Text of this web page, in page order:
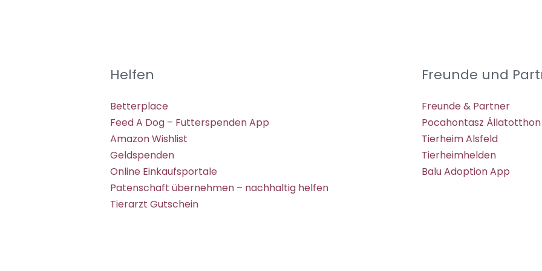
Helfen
Betterplace
Feed A Dog – Futterspenden App
Amazon Wishlist
Geldspenden
Online Einkaufsportale
Patenschaft übernehmen – nachhaltig helfen
Tierarzt Gutschein
Freunde und
Freunde & Partner
Pocahontasz Állatotthon
Tierheim Alsfeld
Tierheimhelden
Balu Adoption App